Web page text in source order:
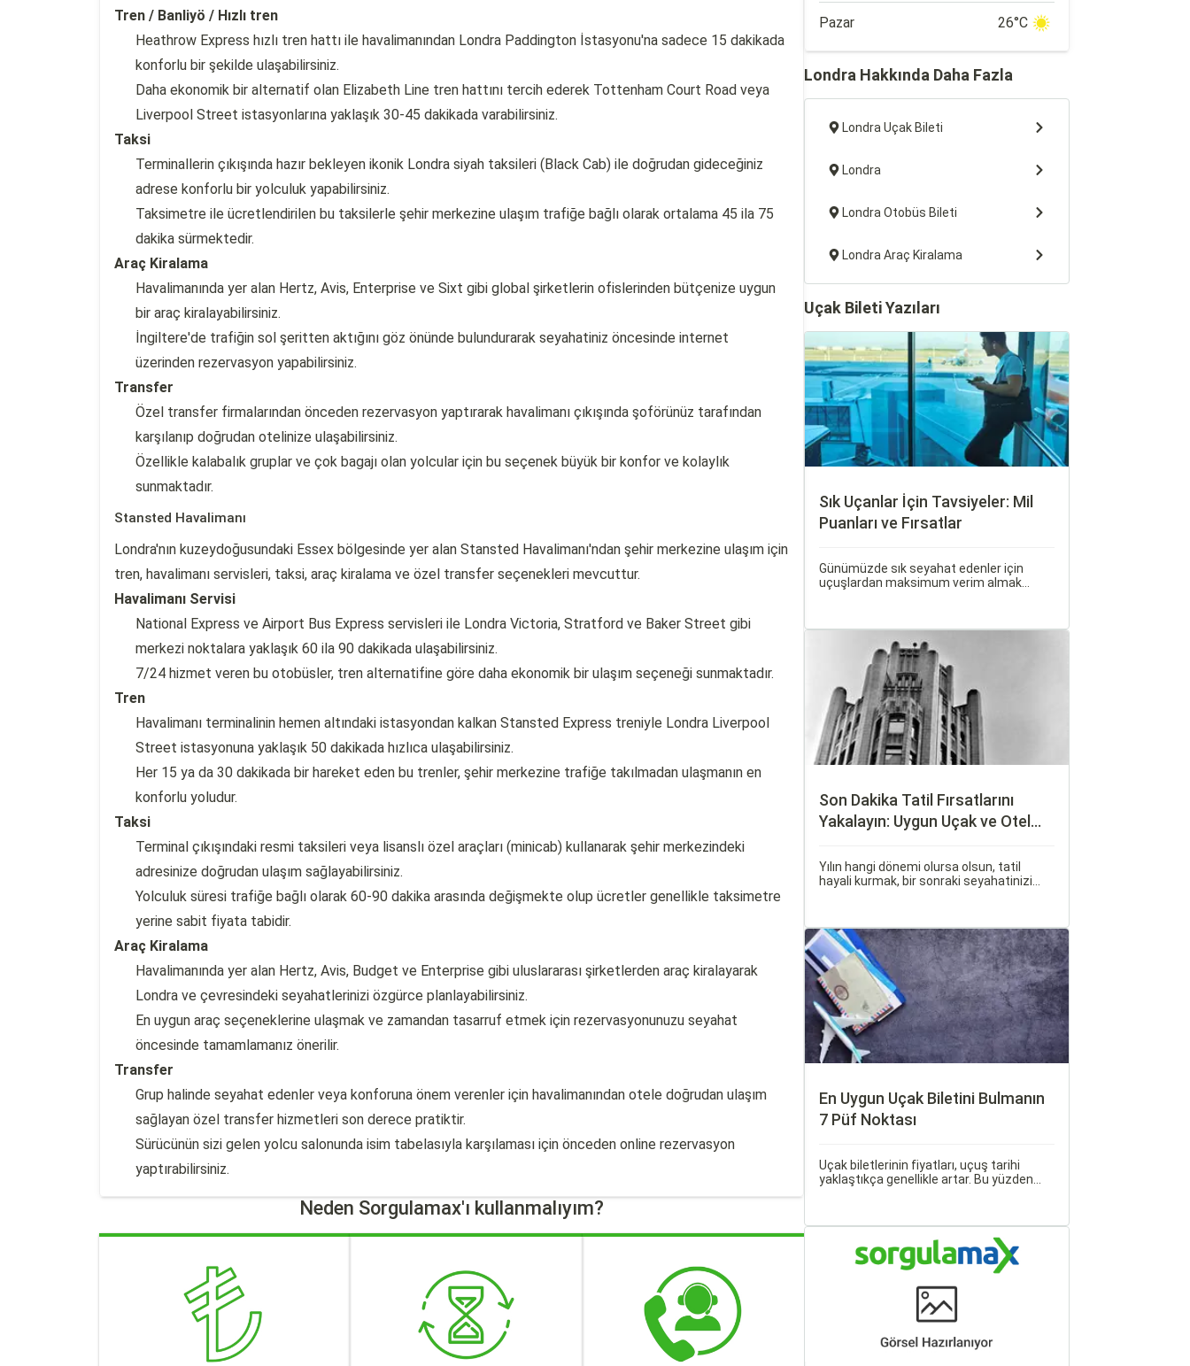
Tren / Banliyö / Hızlı tren
Heathrow Express hızlı tren hattı ile havalimanından Londra Paddington İstasyonu'na sadece 15 dakikada
konforlu bir şekilde ulaşabilirsiniz.
Daha ekonomik bir alternatif olan Elizabeth Line tren hattını tercih ederek Tottenham Court Road veya
Liverpool Street istasyonlarına yaklaşık 30-45 dakikada varabilirsiniz.
Taksi
Terminallerin çıkışında hazır bekleyen ikonik Londra siyah taksileri (Black Cab) ile doğrudan gideceğiniz
adrese konforlu bir yolculuk yapabilirsiniz.
Taksimetre ile ücretlendirilen bu taksilerle şehir merkezine ulaşım trafiğe bağlı olarak ortalama 45 ila 75
dakika sürmektedir.
Araç Kiralama
Havalimanında yer alan Hertz, Avis, Enterprise ve Sixt gibi global şirketlerin ofislerinden bütçenize uygun
bir araç kiralayabilirsiniz.
İngiltere'de trafiğin sol şeritten aktığını göz önünde bulundurarak seyahatiniz öncesinde internet
üzerinden rezervasyon yapabilirsiniz.
Transfer
Özel transfer firmalarından önceden rezervasyon yaptırarak havalimanı çıkışında şoförünüz tarafından
karşılanıp doğrudan otelinize ulaşabilirsiniz.
Özellikle kalabalık gruplar ve çok bagajı olan yolcular için bu seçenek büyük bir konfor ve kolaylık
sunmaktadır.
Stansted Havalimanı
Londra'nın kuzeydoğusundaki Essex bölgesinde yer alan Stansted Havalimanı'ndan şehir merkezine ulaşım için
tren, havalimanı servisleri, taksi, araç kiralama ve özel transfer seçenekleri mevcuttur.
Havalimanı Servisi
National Express ve Airport Bus Express servisleri ile Londra Victoria, Stratford ve Baker Street gibi
merkezi noktalara yaklaşık 60 ila 90 dakikada ulaşabilirsiniz.
7/24 hizmet veren bu otobüsler, tren alternatifine göre daha ekonomik bir ulaşım seçeneği sunmaktadır.
Tren
Havalimanı terminalinin hemen altındaki istasyondan kalkan Stansted Express treniyle Londra Liverpool
Street istasyonuna yaklaşık 50 dakikada hızlıca ulaşabilirsiniz.
Her 15 ya da 30 dakikada bir hareket eden bu trenler, şehir merkezine trafiğe takılmadan ulaşmanın en
konforlu yoludur.
Taksi
Terminal çıkışındaki resmi taksileri veya lisanslı özel araçları (minicab) kullanarak şehir merkezindeki
adresinize doğrudan ulaşım sağlayabilirsiniz.
Yolculuk süresi trafiğe bağlı olarak 60-90 dakika arasında değişmekte olup ücretler genellikle taksimetre
yerine sabit fiyata tabidir.
Araç Kiralama
Havalimanında yer alan Hertz, Avis, Budget ve Enterprise gibi uluslararası şirketlerden araç kiralayarak
Londra ve çevresindeki seyahatlerinizi özgürce planlayabilirsiniz.
En uygun araç seçeneklerine ulaşmak ve zamandan tasarruf etmek için rezervasyonunuzu seyahat
öncesinde tamamlamanız önerilir.
Transfer
Grup halinde seyahat edenler veya konforuna önem verenler için havalimanından otele doğrudan ulaşım
sağlayan özel transfer hizmetleri son derece pratiktir.
Sürücünün sizi gelen yolcu salonunda isim tabelasıyla karşılaması için önceden online rezervasyon
yaptırabilirsiniz.
Neden Sorgulamax'ı kullanmalıyım?
Pazar 26°C
Londra Hakkında Daha Fazla
Londra Uçak Bileti
Londra
Londra Otobüs Bileti
Londra Araç Kiralama
Uçak Bileti Yazıları
Sık Uçanlar İçin Tavsiyeler: Mil
Puanları ve Fırsatlar
Günümüzde sık seyahat edenler için
uçuşlardan maksimum verim almak
Son Dakika Tatil Fırsatlarını
Yakalayın: Uygun Uçak ve Otel
Yılın hangi dönemi olursa olsun, tatil
hayali kurmak, bir sonraki seyahatinizi
olabilir.
En Uygun Uçak Biletini Bulmanın
7 Püf Noktası
Uçak biletlerinin fiyatları, uçuş tarihi
yaklaştıkça genellikle artar. Bu yüzden